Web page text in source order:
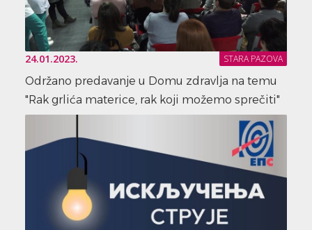
24.01.2023. STARA PAZOVA
Održano predavanje u Domu zdravlja na temu
"Rak grlića materice, rak koji možemo sprečiti"